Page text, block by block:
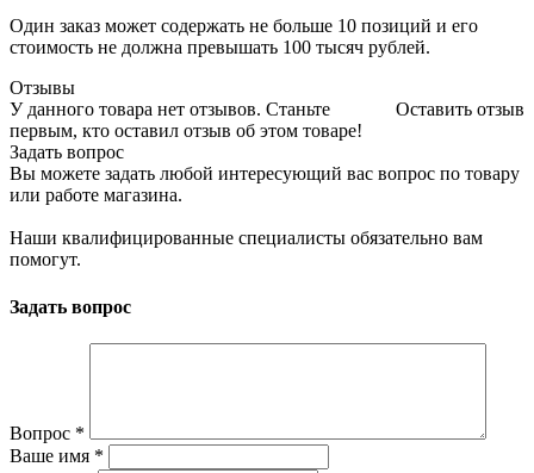
Один заказ может содержать не больше 10 позиций и его
стоимость не должна превышать 100 тысяч рублей.
Отзывы
Оставить отзыв
У данного товара нет отзывов. Станьте
первым, кто оставил отзыв об этом товаре!
Задать вопрос
Вы можете задать любой интересующий вас вопрос по товару
или работе магазина.
Наши квалифицированные специалисты обязательно вам
помогут.
Задать вопрос
Вопрос *
Ваше имя *